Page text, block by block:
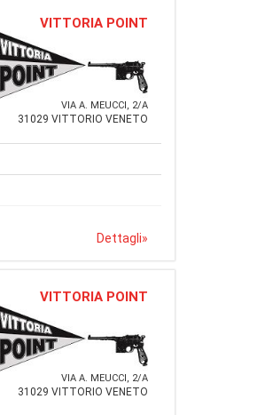
VITTORIA POINT
VIA A. MEUCCI, 2/A
31029 VITTORIO VENETO
Dettagli»
VITTORIA POINT
VIA A. MEUCCI, 2/A
31029 VITTORIO VENETO